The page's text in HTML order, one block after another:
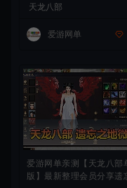
教学 虚拟机一键端
天龙八部
爱游网单
爱游网单亲测【天龙八部
版】最新整理会员分享遗